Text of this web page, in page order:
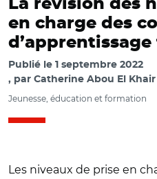
La révision des
en charge des
Publié le 1 septembre 2022
par Catherine Abou El
Jeunesse, éducation et formation
Les niveaux de prise en